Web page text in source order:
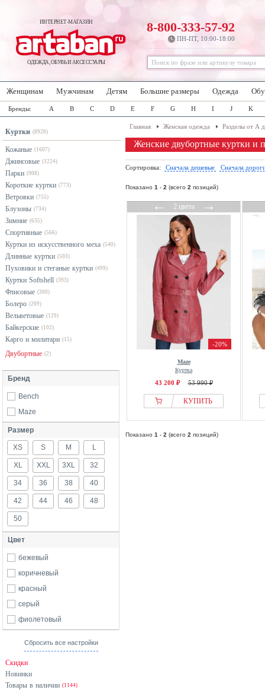
ИНТЕРНЕТ-МАГАЗИН
ОДЕЖДА, ОБУВЬ И АКСЕССУАРЫ
8-800-333-57-92
ПН-ПТ, 10:00-18:00
Женщинам Мужчинам Детям Большие размеры Одежда
Бренды: A B C D E F G H I J K
Куртки (8928)
Кожаные (1607)
Джинсовые (1224)
Парки (908)
Короткие куртки (773)
Ветровки (755)
Блузоны (734)
Зимние (635)
Спортивные (566)
Куртки из искусственного меха (540)
Длинные куртки (503)
Пуховики и стеганые куртки (499)
Куртки Softshell (393)
Флисовые (300)
Болеро (209)
Вельветовые (129)
Байкерские (102)
Карго и милитари (15)
Двубортные (2)
Бренд
Bench
Maze
Размер
XS S M L
XL XXL 3XL 32
34 36 38 40
42 44 46 48
50
Цвет
бежевый
коричневый
красный
серый
фиолетовый
Сбросить все настройки
Скидки
Новинки
Товары в наличии (1144)
Главная Женская одежда Разделы от А
Женские двубортные куртки и
Сортировка: Сначала дешевые Сначала
Показано 1 - 2 (всего 2 позиций)
←2 цвета→
-20%
Maze
Куртка
43 200 ₽ 53 990 ₽
КУПИТЬ
Показано 1 - 2 (всего 2 позиций)